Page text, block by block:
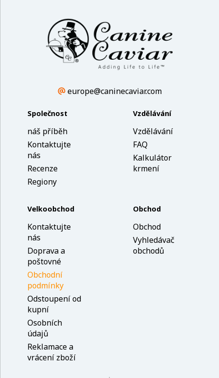
europe@caninecaviar.com
Společnost
náš příběh
Kontaktujte
nás
Recenze
Regiony
Vzdělávání
Vzdělávání
FAQ
Kalkulátor
krmení
Velkoobchod
Kontaktujte
nás
Doprava a
poštovné
Obchodní
podmínky
Odstoupení od
kupní
Osobních
údajů
Reklamace a
vrácení zboží
Obchod
Obchod
Vyhledávač
obchodů